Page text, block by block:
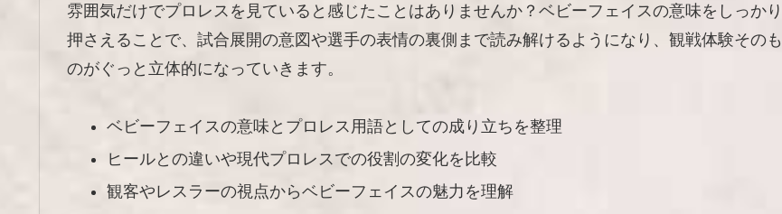
雰囲気だけでプロレスを見ていると感じたことはありませんか？ベビーフェイスの意味をしっかり
押さえることで、試合展開の意図や選手の表情の裏側まで読み解けるようになり、観戦体験そのも
のがぐっと立体的になっていきます。
ベビーフェイスの意味とプロレス用語としての成り立ちを整理
ヒールとの違いや現代プロレスでの役割の変化を比較
観客やレスラーの視点からベビーフェイスの魅力を理解